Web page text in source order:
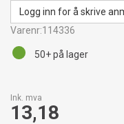
Logg inn for å skrive
Varenr:114336
Ink. mva
13,18
50+på lager